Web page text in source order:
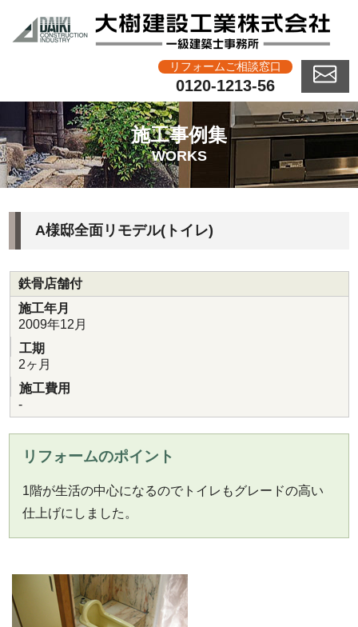
リフォームご相談窓口
0120-1213-56
施工事例集
WORKS
A様邸全面リモデル(トイレ)
鉄骨店舗付
施工年月
2009年12月
工期
2ヶ月
施工費用
-
リフォームのポイント
1階が生活の中心になるのでトイレもグレードの高い
仕上げにしました。